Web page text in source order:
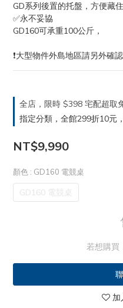
GD系列後置的托盤，方便藏
✅永不妥協
GD160可承重100公斤，
❗️大型物件外島地區請另外確認
全店，限時 $398 宅配超取
指定分類，全館299折10元
NT$9,990
顏色 : GD160 電競桌
GD160 電競桌
若想購買
加